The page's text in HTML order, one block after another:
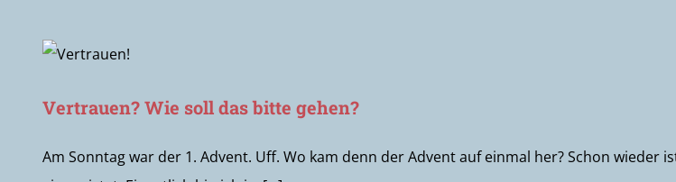
Vertrauen? Wie soll das bitte gehen?
Am Sonntag war der 1. Advent. Uff. Wo kam denn der Advent auf einmal her? Schon